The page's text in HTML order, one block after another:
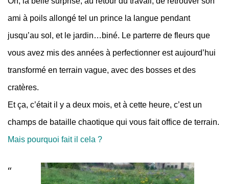
ami à poils allongé tel un prince la langue pendant
jusqu’au sol, et le jardin…biné. Le parterre de fleurs que
vous avez mis des années à perfectionner est aujourd’hui
transformé en terrain vague, avec des bosses et des
cratères.
Et ça, c’était il y a deux mois, et à cette heure, c’est un
champs de bataille chaotique qui vous fait office de terrain.
Mais pourquoi fait il cela ?